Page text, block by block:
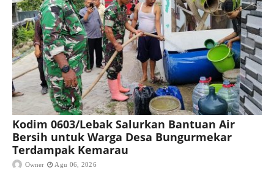
Kodim 0603/Lebak Salurkan Bantuan Air
Bersih untuk Warga Desa Bungurmekar
Terdampak Kemarau
Owner Agu 06, 2026